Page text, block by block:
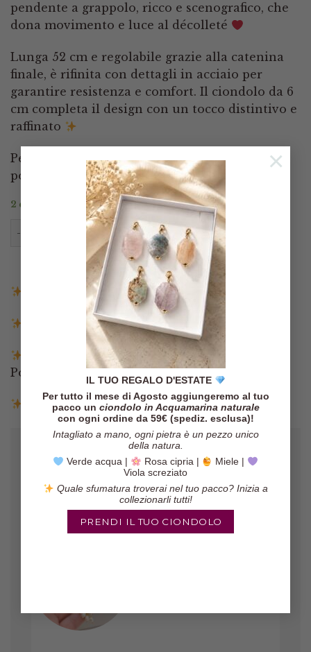
IL TUO REGALO D'ESTATE
Per tutto il mese di Agosto aggiungeremo al tuo
pacco un ciondolo in Acquamarina naturale
con ogni ordine da 59€ (spediz. esclusa)!
Intagliato a mano, ogni pietra è un pezzo unico
della natura.
Verde acqua |
Rosa cipria |
Miele |
Viola screziato
Quale sfumatura troverai nel tuo pacco? Inizia a
collezionarli tutti!
PRENDI IL TUO CIONDOLO
×
pendente a grappolo, ricco e scenografico, che
dona movimento e luce al décolleté
Lunga 52 cm e regolabile grazie alla catenina
finale, è rifinita con dettagli in acciaio per
garantire resistenza e comfort. Il ciondolo da 6
cm completa il design con un tocco distintivo e
raffinato
Perfetta per chi ama accessori importanti ma
portabili, capaci di farsi notare con classe
2 disponibili
Collana Multifilo Giada Rubino Grappolo Gocce
AGGIUNGI AL CARRELLO
Spedizione gratuita in Italia sopra i 140€
Spedizione entro 3 giorni lavorativi
Pagamenti tramite Paypal, Carta di credito,
Postepay e Scalapay
Resi entro 14 giorni